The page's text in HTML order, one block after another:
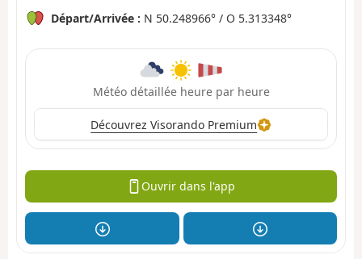
Départ/Arrivée : N 50.248966° / O 5.313348°
Météo détaillée heure par heure
Découvrez Visorando Premium
Ouvrir dans l'app